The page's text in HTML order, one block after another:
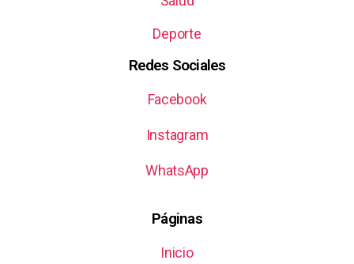
Deporte
Redes Sociales
Facebook
Instagram
WhatsApp
Páginas
Inicio